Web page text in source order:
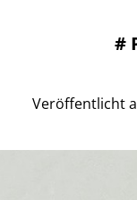
#
Veröffentlicht